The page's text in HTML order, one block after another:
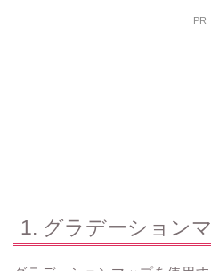
PR
1. グラデーション